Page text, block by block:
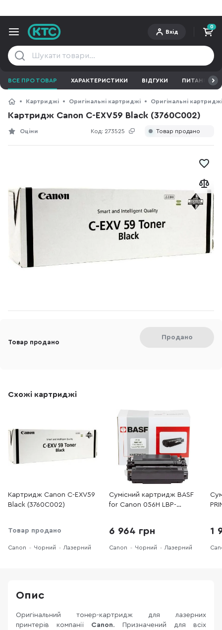
Вхід
0
ВСЕ ПРО ТОВАР ХАРАКТЕРИСТИКИ ВІДГУКИ ПИТАННЯ ТА
Картриджі Оригінальні картриджі Оригінальні
Картридж Canon C-EXV59 Black (3760C002)
Код: 273525
Оціни Товар продано
Товар продано
Продано
Схожі картриджі
Картридж Canon C-EXV59
Black (3760C002)
Товар продано
Canon Чорний Лазерний
Сумісний картридж BASF
for Canon 056H LBP-
6 964 грн
Canon Чорний Лазерний
1
Опис
Оригінальний тонер-картридж для лазерних
принтерів компанії Canon. Призначений для всіх